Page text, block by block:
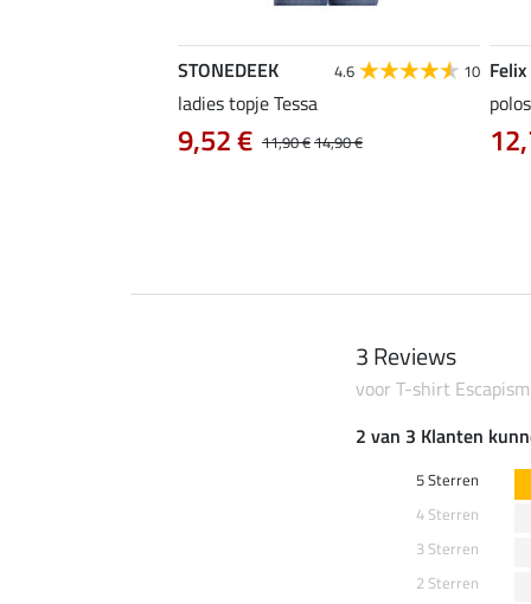
STONEDEEK 4.6 10
ladies topje Tessa
11,90 €14,90 €
9,52 €
3 Reviews
voor T-shirt Escapism
2 van 3 Klanten
5 Sterren
4 Sterren
3 Sterren
2 Sterren